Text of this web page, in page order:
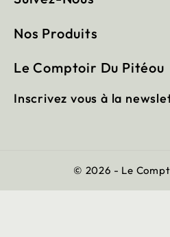
Nos Produits
Le Comptoir Du Pitéou
Inscrivez vous à la
© 2026 - Le